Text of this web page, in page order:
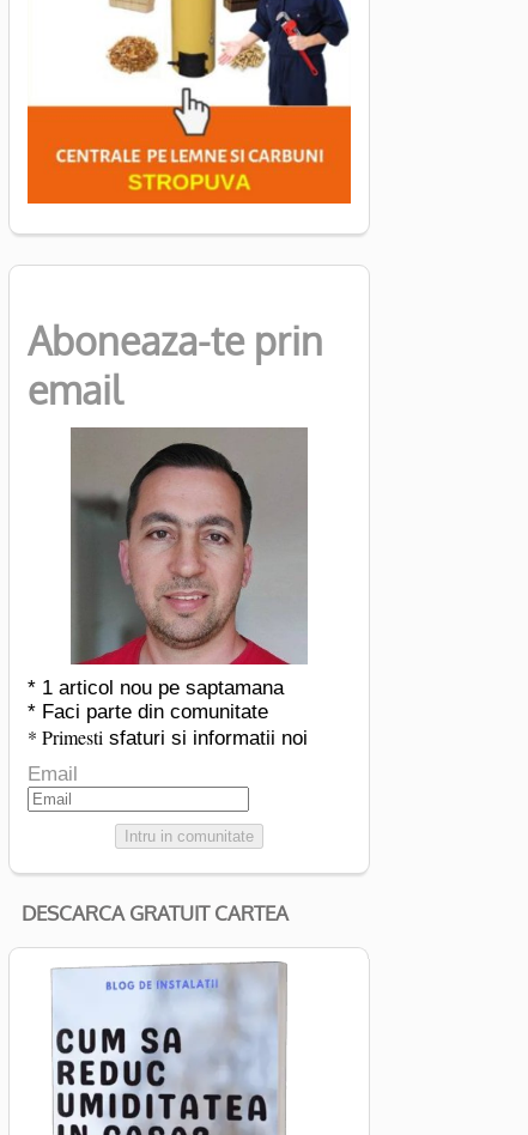
Aboneaza-te prin
email
* 1 articol nou pe saptamana
* Faci parte din comunitate
* Primestisfaturi si informatii noi
Email
Intru in comunitate
DESCARCA GRATUIT CARTEA